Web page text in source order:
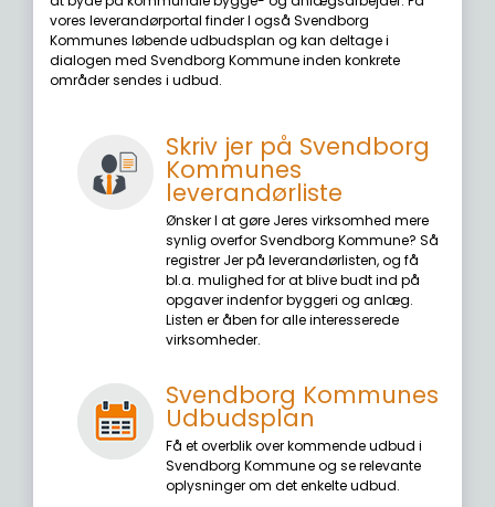
vores leverandørportal finder I også Svendborg
Kommunes løbende udbudsplan og kan deltage i
dialogen med Svendborg Kommune inden konkrete
områder sendes i udbud.
Skriv jer på Svendborg
Kommunes
leverandørliste
Ønsker I at gøre Jeres virksomhed mere
synlig overfor Svendborg Kommune? Så
registrer Jer på leverandørlisten, og få
bl.a. mulighed for at blive budt ind på
opgaver indenfor byggeri og anlæg.
Listen er åben for alle interesserede
virksomheder.
Svendborg Kommunes
Udbudsplan
Få et overblik over kommende udbud i
Svendborg Kommune og se relevante
oplysninger om det enkelte udbud.